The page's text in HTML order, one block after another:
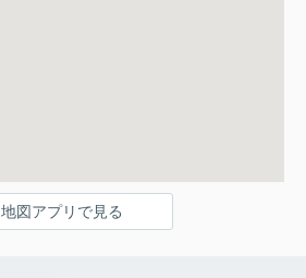
地図アプリで見る